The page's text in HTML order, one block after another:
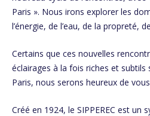
Paris ». Nous irons explorer les
l’énergie, de l’eau, de la propreté,
Certains que ces nouvelles
éclairages à la fois riches et subtils
Paris, nous serons heureux de
Créé en 1924, le SIPPEREC est un